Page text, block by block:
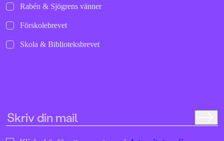
Rabén & Sjögrens vänner
Förskolebrevet
Skola & Biblioteksbrevet